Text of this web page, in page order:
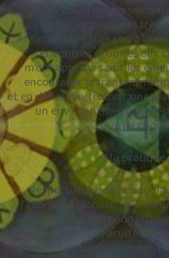
Un parcours professionnel
d’enseignements très
et finalement très
rencontres propices aux
m’ont appris à saisir les
encourager la
et en définitive, trouver une
un environnement socio-
que j’ai choisi.
Ma pratique
Respectueuse de la
favorisant l’écoute, j’ai à
dans une réflexion
l’identification des facultés
que vous avez dû développer,